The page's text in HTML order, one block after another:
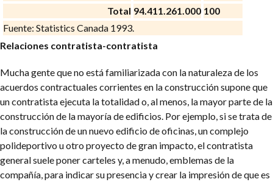
Total 94.411.261.000 100
Fuente: Statistics Canada 1993.
Relaciones contratista-contratista
Mucha gente que no está familiarizada con la naturaleza de los
acuerdos contractuales corrientes en la construcción supone que
un contratista ejecuta la totalidad o, al menos, la mayor parte de la
construcción de la mayoría de edificios. Por ejemplo, si se trata de
la construcción de un nuevo edificio de oficinas, un complejo
polideportivo u otro proyecto de gran impacto, el contratista
general suele poner carteles y, a menudo, emblemas de la
compañía, para indicar su presencia y crear la impresión de que es